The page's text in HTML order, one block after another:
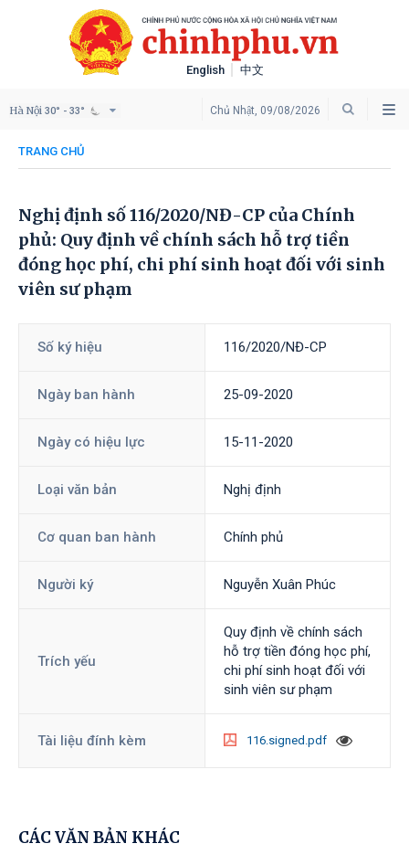
English 中文
Chủ Nhật, 09/08/2026
Hà Nội 30° - 33°
TRANG CHỦ
Nghị định số 116/2020/NĐ-CP của Chính
phủ: Quy định về chính sách hỗ trợ tiền
đóng học phí, chi phí sinh hoạt đối với sinh
viên sư phạm
Số ký hiệu 116/2020/NĐ-CP
Ngày ban hành 25-09-2020
Ngày có hiệu lực 15-11-2020
Loại văn bản Nghị định
Cơ quan ban hành Chính phủ
Người ký Nguyễn Xuân Phúc
Trích yếu
Quy định về chính sách
hỗ trợ tiền đóng học phí,
chi phí sinh hoạt đối với
sinh viên sư phạm
Tài liệu đính kèm 116.signed.pdf
CÁC VĂN BẢN KHÁC